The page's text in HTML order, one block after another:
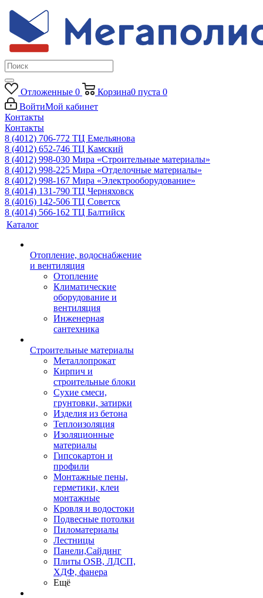
Отложенные 0 Корзина0 пуста 0
ВойтиМой кабинет
Контакты
Контакты
8 (4012) 706-772 ТЦ Емельянова
8 (4012) 652-746 ТЦ Камский
8 (4012) 998-030 Мира «Строительные материалы»
8 (4012) 998-225 Мира «Отделочные материалы»
8 (4012) 998-167 Мира «Электрооборудование»
8 (4014) 131-790 ТЦ Черняховск
8 (4016) 142-506 ТЦ Советск
8 (4014) 566-162 ТЦ Балтийск
Каталог
Отопление, водоснабжение
и вентиляция
Отопление
Климатические
оборудование и
вентиляция
Инженерная
сантехника
Строительные материалы
Металлопрокат
Кирпич и
строительные блоки
Сухие смеси,
грунтовки, затирки
Изделия из бетона
Теплоизоляция
Изоляционные
материалы
Гипсокартон и
профили
Монтажные пены,
герметики, клеи
монтажные
Кровля и водостоки
Подвесные потолки
Пиломатериалы
Лестницы
Панели,Сайдинг
Плиты OSB, ЛДСП,
ХДФ, фанера
Ещё